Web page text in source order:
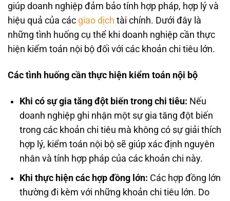
giúp doanh nghiệp đảm bảo tính hợp pháp, hợp lý và
hiệu quả của các giao dịch tài chính. Dưới đây là
những tình huống cụ thể khi doanh nghiệp cần thực
hiện kiểm toán nội bộ đối với các khoản chi tiêu lớn.
Các tình huống cần thực hiện kiểm toán nội bộ
Khi có sự gia tăng đột biến trong chi tiêu: Nếu
doanh nghiệp ghi nhận một sự gia tăng đột biến
trong các khoản chi tiêu mà không có sự giải thích
hợp lý, kiểm toán nội bộ sẽ giúp xác định nguyên
nhân và tính hợp pháp của các khoản chi này.
Khi thực hiện các hợp đồng lớn: Các hợp đồng lớn
thường đi kèm với những khoản chi tiêu lớn. Do